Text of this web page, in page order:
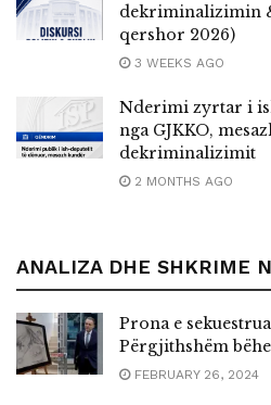
dekriminalizimin
qershor 2026)
3 WEEKS AGO
Nderimi zyrtar i
nga GJKKO,
dekriminalizimit
2 MONTHS AGO
ANALIZA DHE SHKRIME
Prona e
Përgjithshëm
FEBRUARY 26, 2024